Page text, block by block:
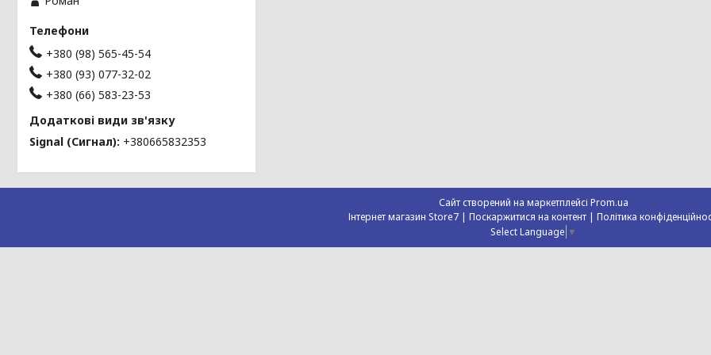
+380 (98) 565-45-54
+380 (93) 077-32-02
+380 (66) 583-23-53
Signal (Сигнал) +380665832353
Сайт створений на маркетплейсі Prom.ua
Інтернет магазин Store7 | Поскаржитися на контент | Політика
Select Language ▼